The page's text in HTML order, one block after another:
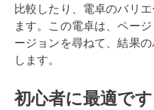
比較したり、電卓のバリ
ます。この電卓は、ペー
ージョンを尋ねて、結果
します。
初心者に最適です